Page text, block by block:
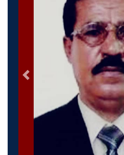
التالى